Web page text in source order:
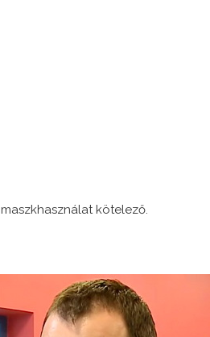
kötelező.